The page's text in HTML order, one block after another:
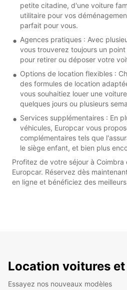
petite citadine, d'une voiture
utilitaire pour vos
parfait pour vous.
Agences pratiques : Avec
vous trouverez toujours un
pour retirer ou déposer votre
Options de location flexibles :
des formules de location
vous souhaitiez louer une
quelques jours ou plusieurs
Services supplémentaires : En
véhicules, Europcar vous
complémentaires tels que
le siège enfant, et bien plus
Profitez de votre séjour à
Europcar. Réservez dès
en ligne et bénéficiez des
Location voitures
Essayez nos nouveaux modèles